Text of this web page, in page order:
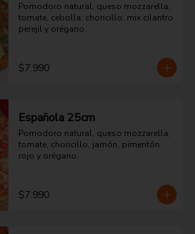
Pomodoro natural, queso mozzarella,
tomate, cebolla, choricillo, mix cilantro
perejil y orégano.
$7.990
Española 25cm
Pomodoro natural, queso mozzarella,
tomate, choricillo, jamón, pimentón
rojo y orégano.
$7.990